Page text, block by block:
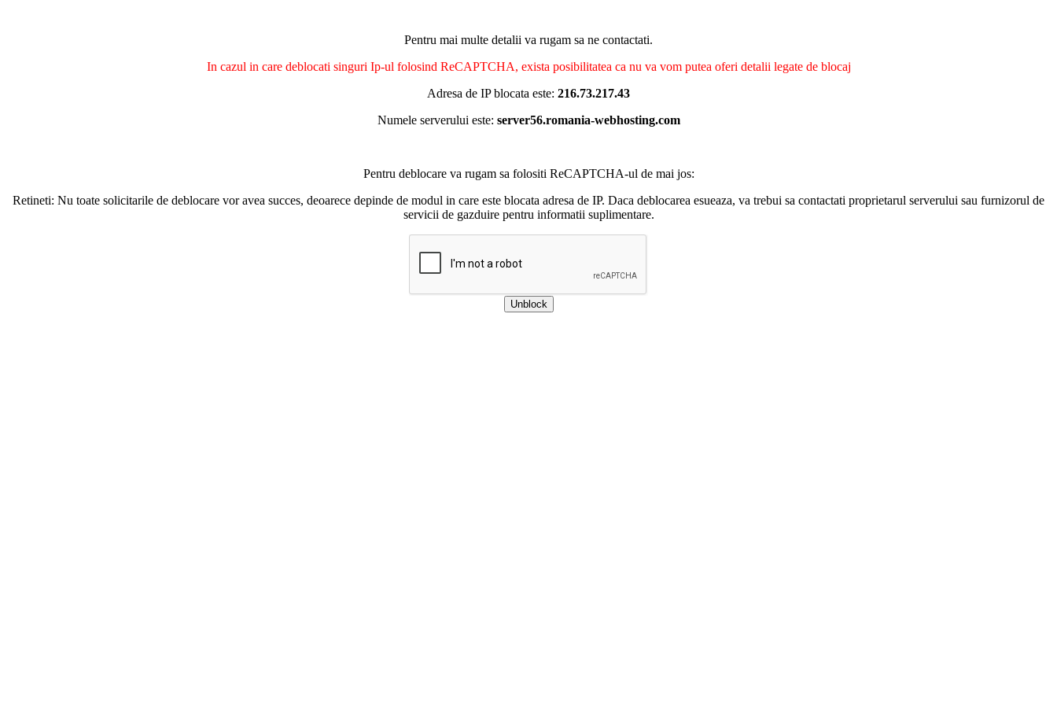
Pentru mai multe detalii va rugam sa ne contactati.
In cazul in care deblocati singuri Ip-ul folosind ReCAPTCHA, exista posibilitatea ca nu va vom putea oferi detalii legate de blocaj
Adresa de IP blocata este: 216.73.217.43
Numele serverului este: server56.romania-webhosting.com
Pentru deblocare va rugam sa folositi ReCAPTCHA-ul de mai jos:
Retineti: Nu toate solicitarile de deblocare vor avea succes, deoarece depinde de modul in care este blocata adresa de IP. Daca deblocarea esueaza, va trebui sa contactati proprietarul serverului sau furnizorul de
servicii de gazduire pentru informatii suplimentare.